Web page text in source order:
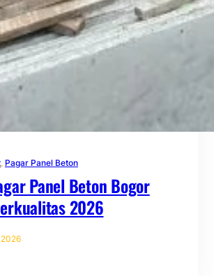
, Pagar Panel Beton
Panel Beton Bogor
2026
2026